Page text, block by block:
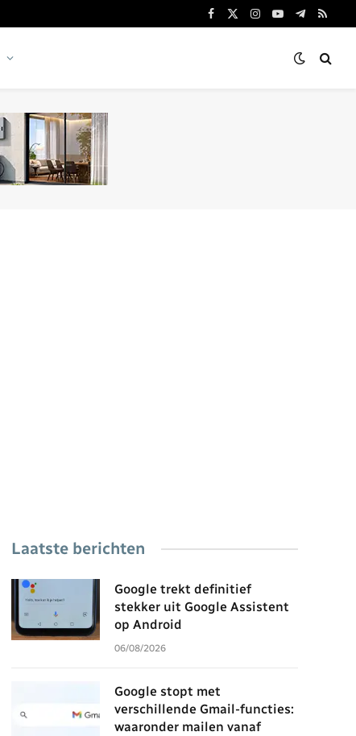
Facebook
X
Instagram
YouTube
Telegram
RSS
Laatste berichten
Google trekt definitief
stekker uit Google Assistent
op Android
06/08/2026
Google stopt met
verschillende Gmail-functies:
waaronder mailen vanaf